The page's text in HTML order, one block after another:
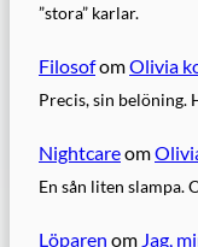
”stora” karlar.
FilosofomOlivia
Precis, sin belöning.
Nightcareom
En sån liten slampa.
Löparen om Jag,